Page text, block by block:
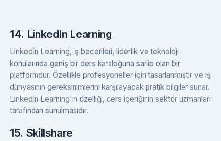
14. LinkedIn Learning
LinkedIn Learning, iş becerileri, liderlik ve teknoloji
konularında geniş bir ders kataloğuna sahip olan bir
platformdur. Özellikle profesyoneller için tasarlanmıştır ve iş
dünyasının gereksinimlerini karşılayacak pratik bilgiler sunar.
LinkedIn Learning'in özelliği, ders içeriğinin sektör uzmanları
tarafından sunulmasıdır.
15. Skillshare